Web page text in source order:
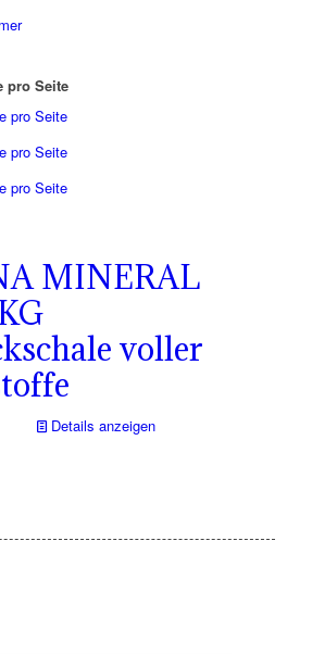
pro Seite
pro Seite
pro Seite
pro Seite
MINERAL
voller
Details anzeigen